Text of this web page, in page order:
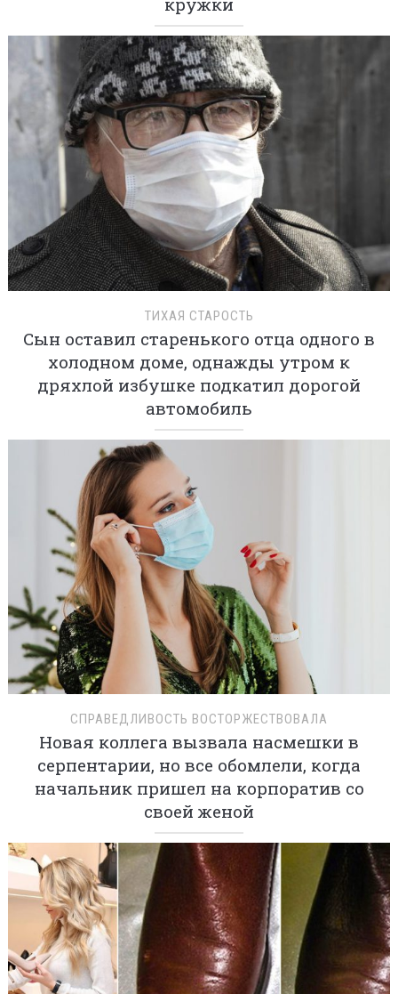
ТИХАЯ СТАРОСТЬ
Сын оставил старенького отца одного в
холодном доме, однажды утром к
дряхлой избушке подкатил дорогой
автомобиль
СПРАВЕДЛИВОСТЬ ВОСТОРЖЕСТВОВАЛА
Новая коллега вызвала насмешки в
серпентарии, но все обомлели, когда
начальник пришел на корпоратив со
своей женой